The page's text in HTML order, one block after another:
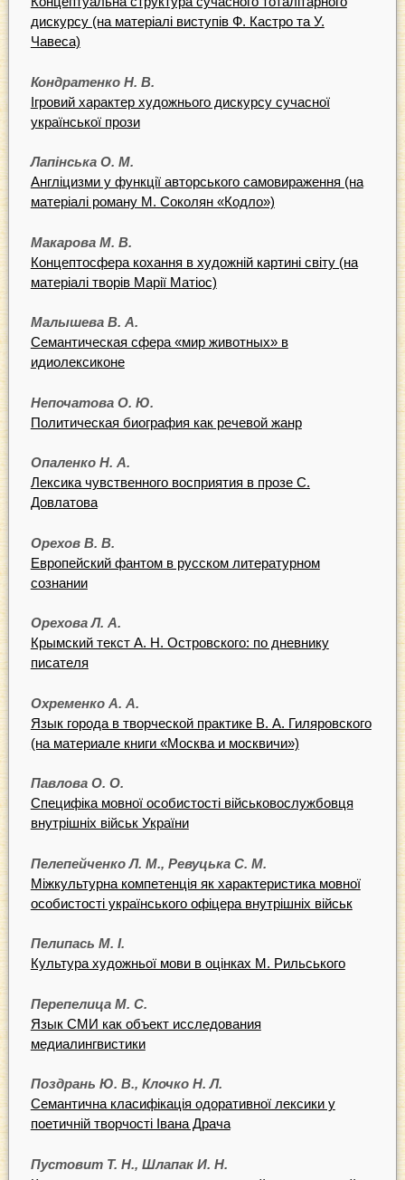
дискурсу (на матеріалі виступів Ф. Кастро та У.
Чавеса)
Кондратенко Н. В.
Ігровий характер художнього дискурсу сучасної
української прози
Лапінська О. М.
Англіцизми у функції авторського самовираження (на
матеріалі роману М. Соколян «Кодло»)
Макарова М. В.
Концептосфера кохання в художній картині світу (на
матеріалі творів Марії Матіос)
Малышева В. А.
Семантическая сфера «мир животных» в
идиолексиконе
Непочатова О. Ю.
Политическая биография как речевой жанр
Опаленко Н. А.
Лексика чувственного восприятия в прозе С.
Довлатова
Орехов В. В.
Европейский фантом в русском литературном
сознании
Орехова Л. А.
Крымский текст А. Н. Островского: по дневнику
писателя
Охременко А. А.
Язык города в творческой практике В. А. Гиляровского
(на материале книги «Москва и москвичи»)
Павлова О. О.
Специфіка мовної особистості військовослужбовця
внутрішніх військ України
Пелепейченко Л. М., Ревуцька С. М.
Міжкультурна компетенція як характеристика мовної
особистості українського офіцера внутрішніх військ
Пелипась М. І.
Культура художньої мови в оцінках М. Рильського
Перепелица М. С.
Язык СМИ как объект исследования
медиалингвистики
Поздрань Ю. В., Клочко Н. Л.
Семантична класифікація одоративної лексики у
поетичній творчості Івана Драча
Пустовит Т. Н., Шлапак И. Н.